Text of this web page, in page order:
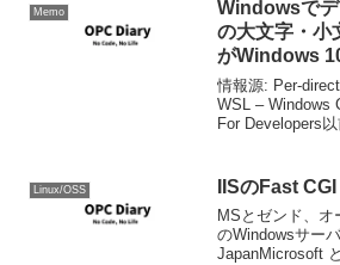
Memo
Windowsで
の大文字・小
がWindows
に追加されて
情報源: Per-
WSL – Windows
For Developers
Linux/OSS IISのFast
MSとゼンド、オ
のWindowsサー
JapanMicrosoft